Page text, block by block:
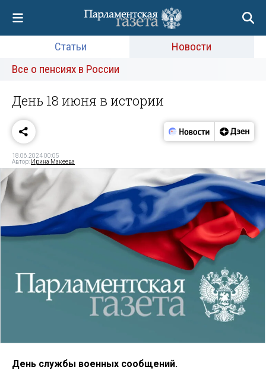
Статьи
Новости
Все о пенсиях в России
День 18 июня в истории
18.06.2024 00:05
Автор: Ирина Макеева
День службы военных сообщений.